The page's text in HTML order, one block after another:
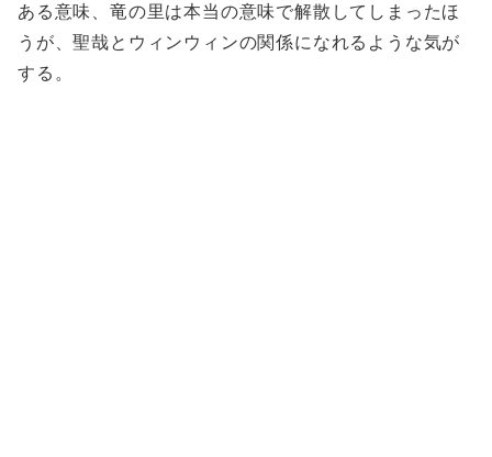
ある意味、竜の里は本当の意味で解散してしまったほ
うが、聖哉とウィンウィンの関係になれるような気が
する。